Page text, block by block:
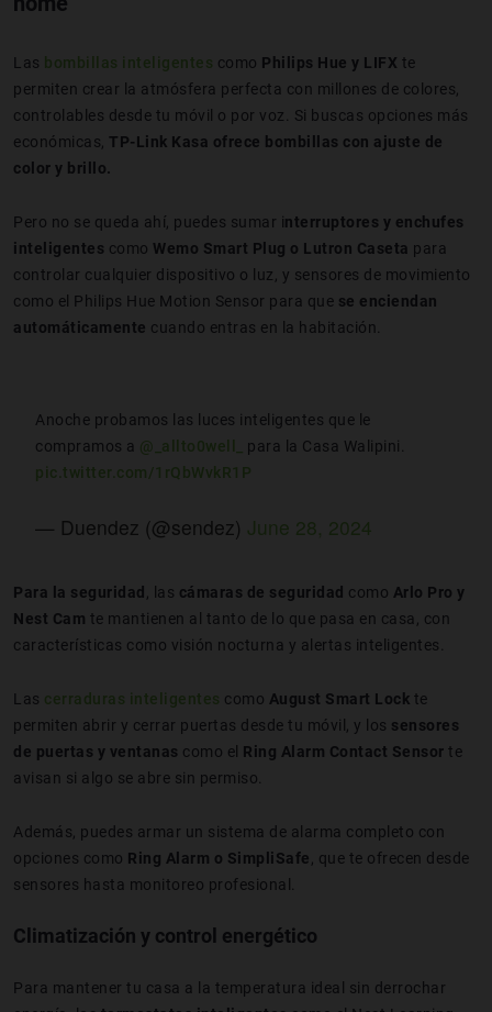
Las bombillas inteligentes como Philips Hue y LIFX te
permiten crear la atmósfera perfecta con millones de colores,
controlables desde tu móvil o por voz. Si buscas opciones más
económicas, TP-Link Kasa ofrece bombillas con ajuste de
color y brillo.
Pero no se queda ahí, puedes sumar interruptores y enchufes
inteligentes como Wemo Smart Plug o Lutron Caseta para
controlar cualquier dispositivo o luz, y sensores de movimiento
como el Philips Hue Motion Sensor para que se enciendan
automáticamente cuando entras en la habitación.
Anoche probamos las luces inteligentes que le
compramos a @_allto0well_
para la Casa Walipini.
pic.twitter.com/1rQbWvkR1P
— Duendez (@sendez) June 28, 2024
Para la seguridad , las cámaras de seguridad como Arlo Pro y
Nest Cam te mantienen al tanto de lo que pasa en casa, con
características como visión nocturna y alertas inteligentes.
Las cerraduras inteligentes como August Smart Lock te
permiten abrir y cerrar puertas desde tu móvil, y los sensores
de puertas y ventanas como el Ring Alarm Contact Sensor te
avisan si algo se abre sin permiso.
Además, puedes armar un sistema de alarma completo con
opciones como Ring Alarm o SimpliSafe , que te ofrecen desde
sensores hasta monitoreo profesional.
Climatización y control energético
Para mantener tu casa a la temperatura ideal sin derrochar